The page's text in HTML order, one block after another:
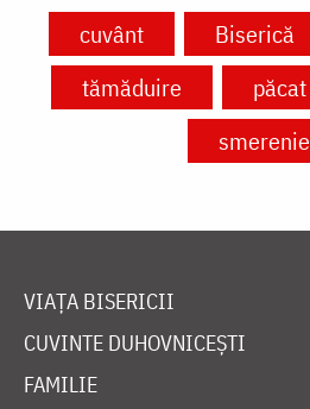
cuvânt Biserică
tămăduire
păcat
smerenie
VIAȚA BISERICII
CUVINTE DUHOVNICEȘTI
FAMILIE